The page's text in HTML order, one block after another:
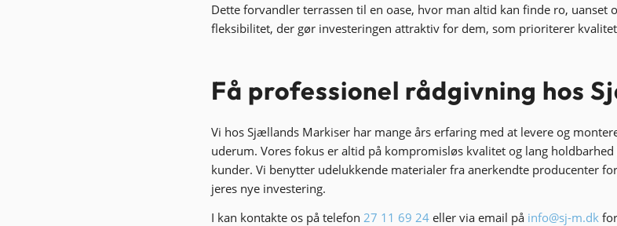
Dette forvandler terrassen til en oase, hvor man altid kan finde ro,
fleksibilitet, der gør investeringen attraktiv for dem, som prioriterer
Få professionel rådgivning hos
Vi hos Sjællands Markiser har mange års erfaring med at levere og
uderum. Vores fokus er altid på kompromisløs kvalitet og lang
kunder. Vi benytter udelukkende materialer fra anerkendte producenter
jeres nye investering.
I kan kontakte os på telefon 27 11 69 24eller via email på info@sj-m.dk